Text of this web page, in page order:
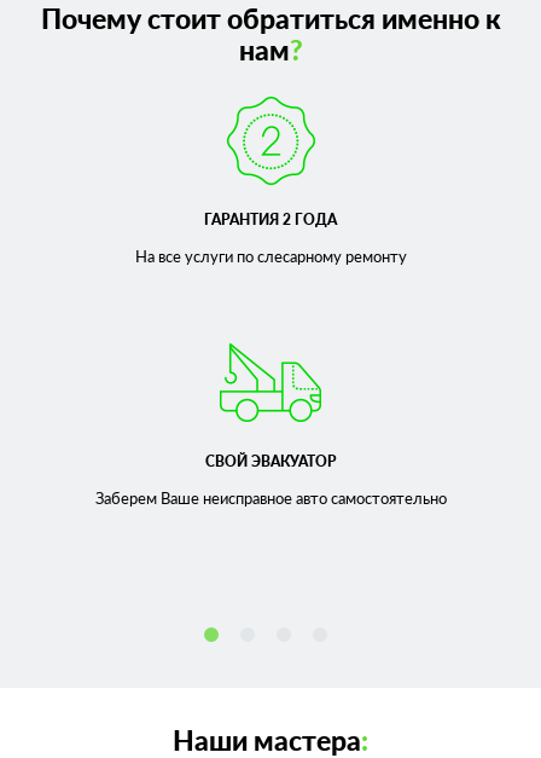
Почему стоит обратиться именно к
нам?
ГАРАНТИЯ 2 ГОДА
На все услуги по слесарномуремонту
СВОЙ ЭВАКУАТОР
Заберем Ваше неисправноеавто самостоятельно
Наши мастера: